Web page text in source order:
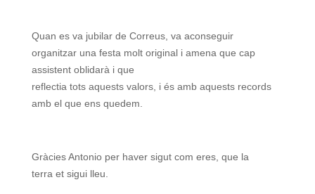
Quan es va jubilar de Correus, va aconseguir
organitzar una festa molt original i amena que cap
assistent oblidarà i que
reflectia tots aquests valors, i és amb aquests records
amb el que ens quedem.
Gràcies Antonio per haver sigut com eres, que la
terra et sigui lleu.